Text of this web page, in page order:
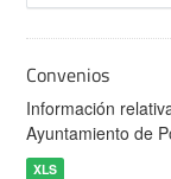
Convenios
Información
Ayuntamiento de
XLS